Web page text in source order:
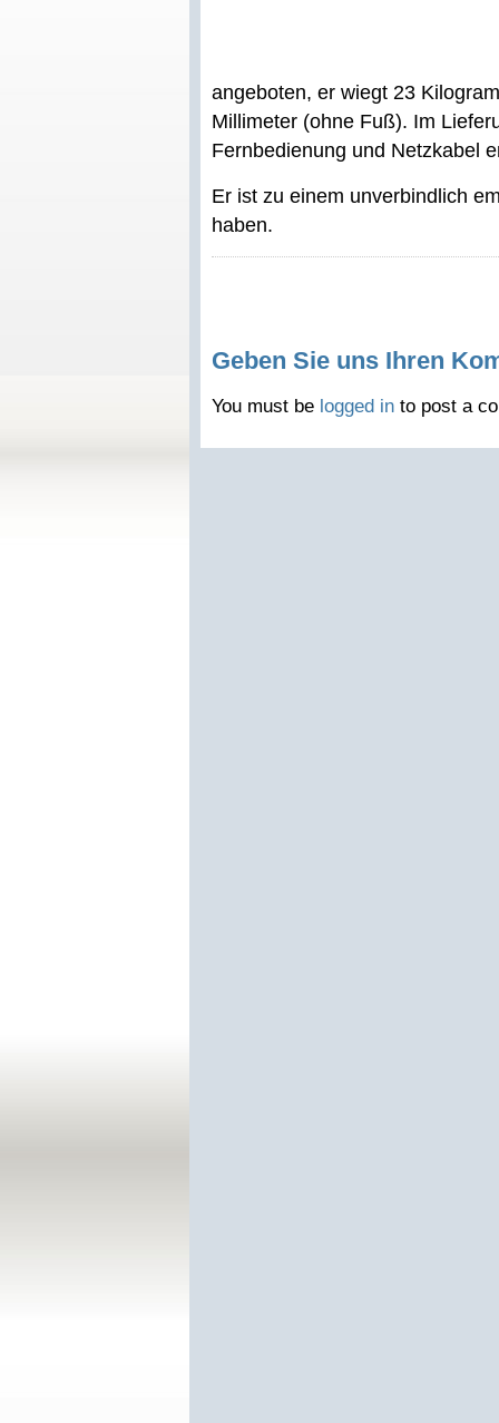
angeboten, er wiegt 23
Millimeter (ohne Fuß). Im
Fernbedienung und Netzkabel
Er ist zu einem unverbindlich
haben.
Geben Sie uns Ihren
You must be logged in to post a